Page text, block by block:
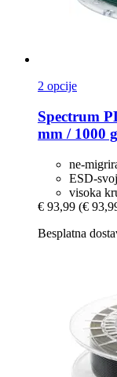
2 opcije
Spectrum
mm / 1000 g
ne-
ESD-
visoka
€ 93,99 (€
Besplatna